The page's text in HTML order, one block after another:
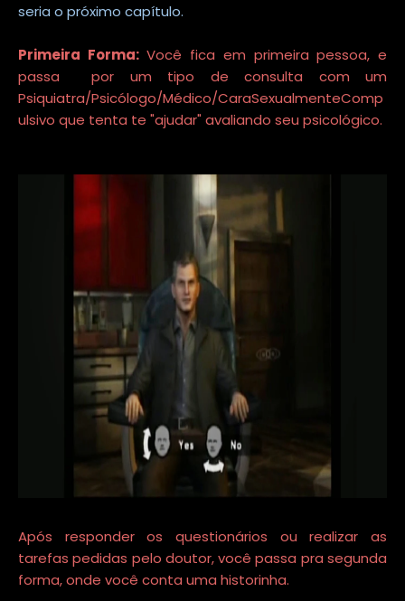
seria o próximo capítulo.
Primeira Forma:Você fica em primeira pessoa, e
passa por um tipo de consulta com um
Psiquiatra/Psicólogo/Médico/CaraSexualmenteComp
ulsivo que tenta te "ajudar" avaliando seu psicológico.
Após responder os questionários ou realizar as
tarefas pedidas pelo doutor, você passa pra segunda
forma, onde você conta uma historinha.